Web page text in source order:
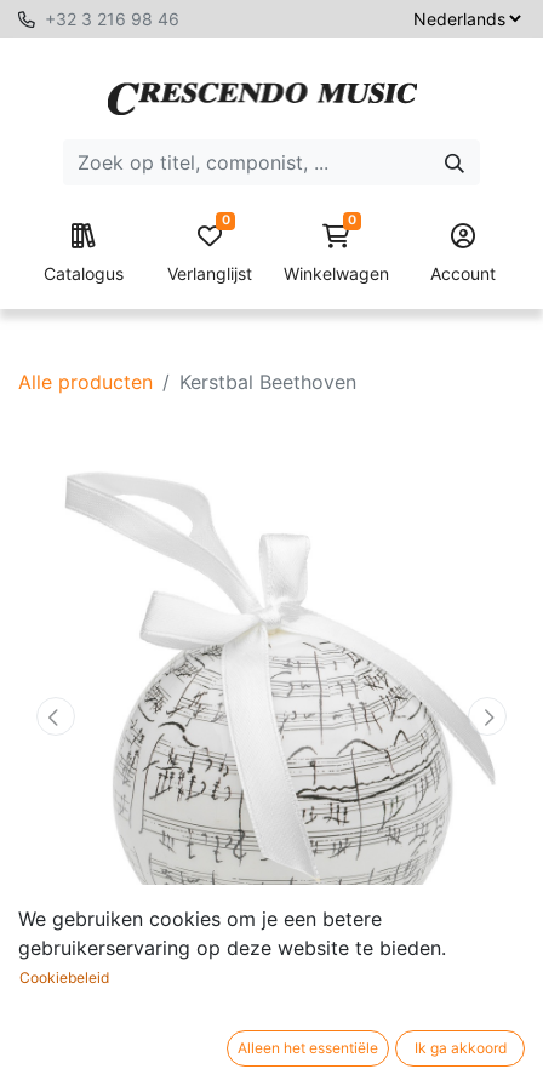
+32 3 216 98 46
Catalogus Verlanglijst
0 0
Winkelwagen Account
Alle producten Kerstbal Beethoven
Kerstbal Beethoven
We gebruiken cookies om je een betere
gebruikerservaring op deze website te bieden.
Cookiebeleid
Alleen het essentiële Ik ga akkoord